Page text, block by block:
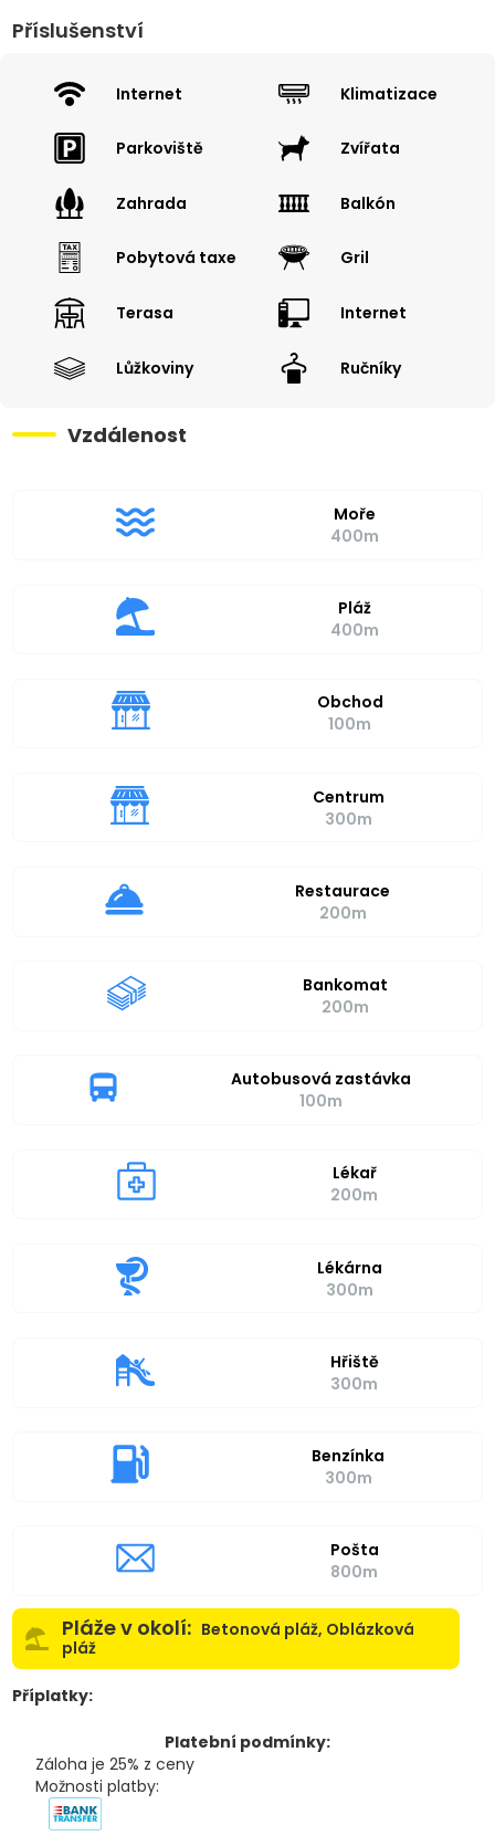
Příslušenství
Internet Klimatizace
Parkoviště Zvířata
Zahrada Balkón
Pobytová taxe Gril
Terasa Internet
Lůžkoviny Ručníky
Vzdálenost
Moře
400m
Pláž
400m
Obchod
100m
Centrum
300m
Restaurace
200m
Bankomat
200m
Autobusová zastávka
100m
Lékař
200m
Lékárna
300m
Hřiště
300m
Benzínka
300m
Pošta
800m
Pláže v okolí: Betonová pláž, Oblázková
pláž
Příplatky:
Platební podmínky:
Záloha je 25% z ceny
Možnosti platby: